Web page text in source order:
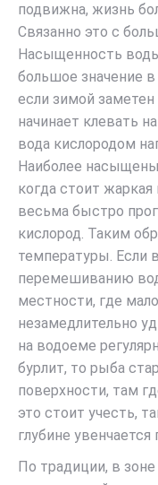
подвижна, жизнь
Связанно это с
Насыщенность
большое значение
если зимой
начинает клевать
вода кислородом
Наиболее
когда стоит жаркая
весьма быстро
кислород. Таким
температуры. Если
перемешиванию
местности, где
незамедлительно
на водоеме
бурлит, то рыба
поверхности, там
это стоит учесть,
глубине
По традиции, в